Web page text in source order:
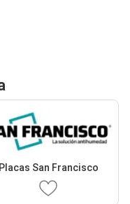
Placas San Francisco